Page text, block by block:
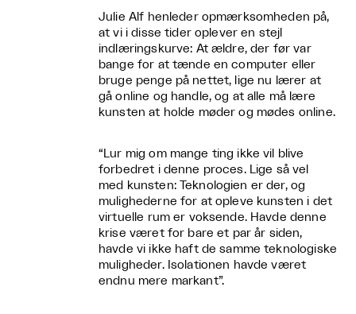
Julie Alf henleder opmærksomheden på,
at vi i disse tider oplever en stejl
indlæringskurve: At ældre, der før var
bange for at tænde en computer eller
bruge penge på nettet, lige nu lærer at
gå online og handle, og at alle må lære
kunsten at holde møder og mødes online.
“Lur mig om mange ting ikke vil blive
forbedret i denne proces. Lige så vel
med kunsten: Teknologien er der, og
mulighederne for at opleve kunsten i det
virtuelle rum er voksende. Havde denne
krise været for bare et par år siden,
havde vi ikke haft de samme teknologiske
muligheder. Isolationen havde været
endnu mere markant”.